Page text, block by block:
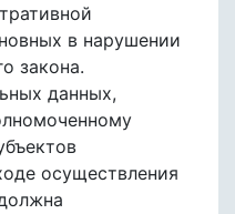
в нарушении
закона.
данных,
осуществления